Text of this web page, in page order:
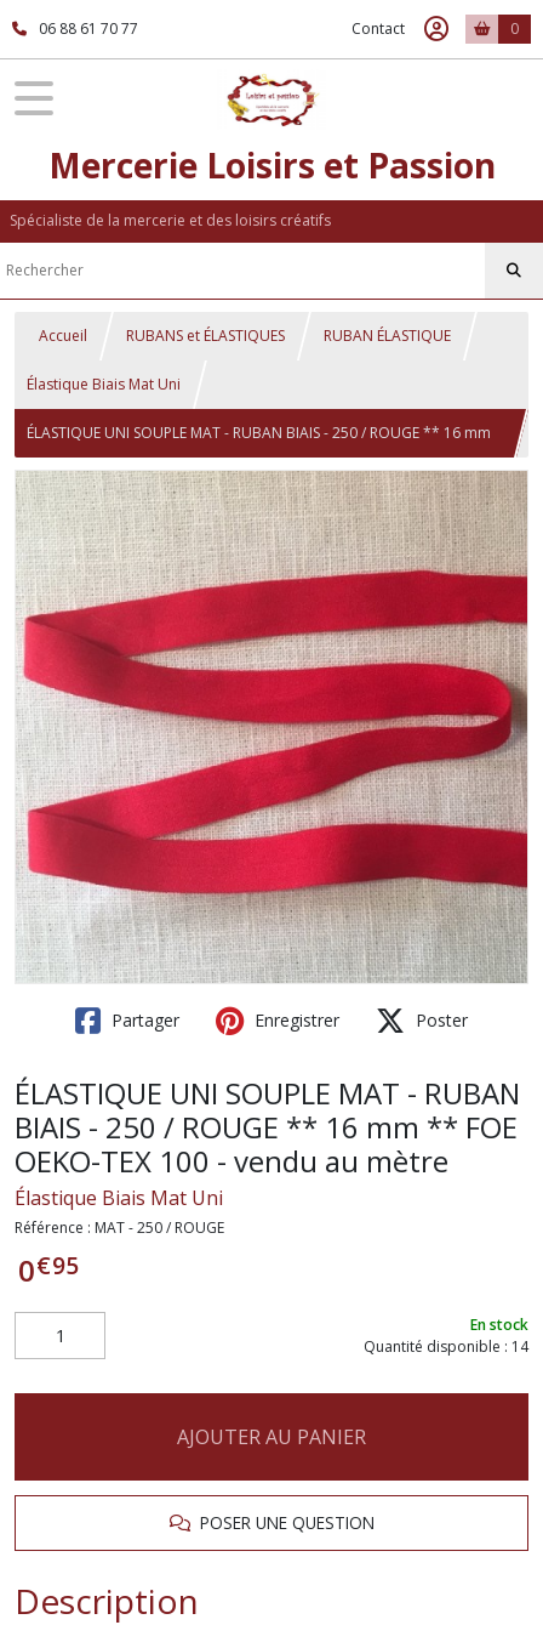
06 88 61 70 77 Contact 0
Mercerie Loisirs et Passion
Spécialiste de la mercerie et des loisirs créatifs
Accueil RUBANS et ÉLASTIQUES RUBAN ÉLASTIQUE
Élastique Biais Mat Uni
ÉLASTIQUE UNI SOUPLE MAT - RUBAN BIAIS - 250 / ROUGE ** 16 mm
** FOE OEKO-TEX 100 - vendu au mètre
Partager Enregistrer Poster
ÉLASTIQUE UNI SOUPLE MAT - RUBAN
BIAIS - 250 / ROUGE ** 16 mm ** FOE
OEKO-TEX 100 - vendu au mètre
Élastique Biais Mat Uni
Référence : MAT - 250 / ROUGE
0€95
En stock
Quantité disponible : 14
AJOUTER AU PANIER
POSER UNE QUESTION
Description